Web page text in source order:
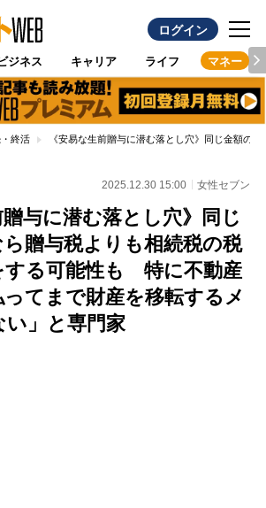
ログイン
ジネス キャリア ライフ マネー
終活 《安易な生前贈与に潜む落とし穴》同じ金額の
2025.12.30 15:00 女性セブン
贈与に潜む落とし穴》同じ
贈与税よりも相続税の税
する可能性も 特に不動産
てまで財産を移転するメ
い」と専門家